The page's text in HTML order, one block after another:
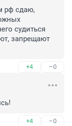
рф сдаю,
судиться
запрещают
+4 –0
+4 –0